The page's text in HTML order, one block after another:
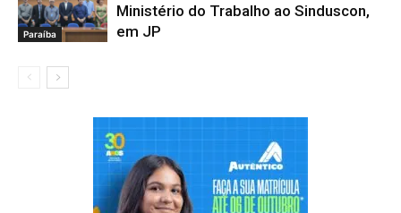
Paraíba
Ministério do Trabalho ao Sinduscon,
em JP